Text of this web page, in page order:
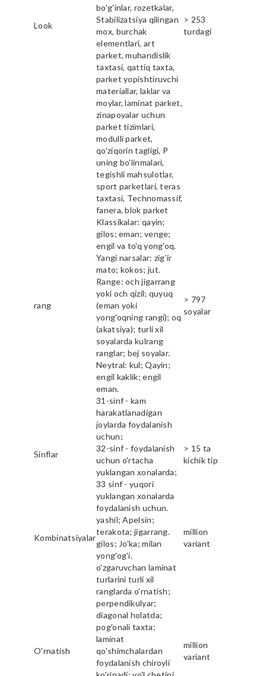
Look
bo'g'inlar, rozetkalar,
Stabilizatsiya qilingan
mox, burchak
elementlari, art
parket, muhandislik
taxtasi, qattiq taxta,
parket yopishtiruvchi
materiallar, laklar va
moylar, laminat parket,
zinapoyalar uchun
parket tizimlari,
modulli parket,
qo'ziqorin tagligi, P
uning bo'linmalari,
tegishli mahsulotlar,
sport parketlari, teras
taxtasi, Technomassif,
fanera, blok parket
> 253
turdagi
rang
Klassikalar: qayin;
gilos; eman; venge;
engil va to'q yong'oq.
Yangi narsalar: zig'ir
mato; kokos; jut.
Range: och jigarrang
yoki och qizil; quyuq
(eman yoki
yong'oqning rangi); oq
(akatsiya); turli xil
soyalarda kulrang
ranglar; bej soyalar.
Neytral: kul; Qayin;
engil kaklik; engil
eman.
> 797
soyalar
Sinflar
31-sinf - kam
harakatlanadigan
joylarda foydalanish
uchun;
32-sinf - foydalanish
uchun o'rtacha
yuklangan xonalarda;
33 sinf - yuqori
yuklangan xonalarda
foydalanish uchun.
> 15 ta
kichik tip
Kombinatsiyalar
yashil; Apelsin;
terakota; jigarrang.
gilos; Jo'ka; milan
yong'og'i.
million
variant
O'rnatish
o'zgaruvchan laminat
turlarini turli xil
ranglarda o'rnatish;
perpendikulyar;
diagonal holatda;
pog'onali taxta;
laminat
qo'shimchalardan
foydalanish chiroyli
million
variant